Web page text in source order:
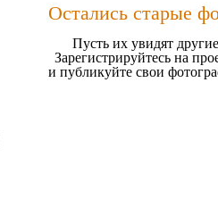
Остались старые
Пусть их увидят
Зарегистрируйтесь на
и публикуйте свои